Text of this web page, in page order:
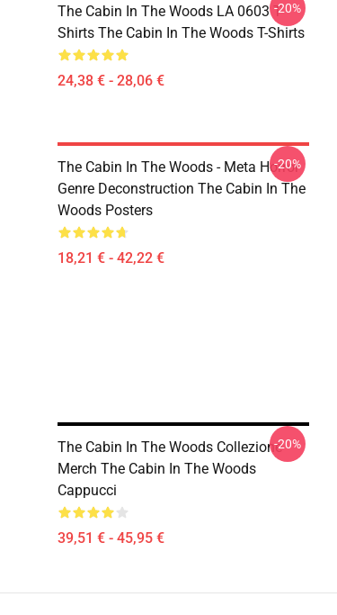
The Cabin In The Woods LA 0603 T-
Shirts The Cabin In The Woods T-Shirts
24,38 € - 28,06 €
-20%
The Cabin In The Woods - Meta Horror
Genre Deconstruction The Cabin In The
Woods Posters
18,21 € - 42,22 €
-20%
The Cabin In The Woods Collezione
Merch The Cabin In The Woods
Cappucci
39,51 € - 45,95 €
-20%